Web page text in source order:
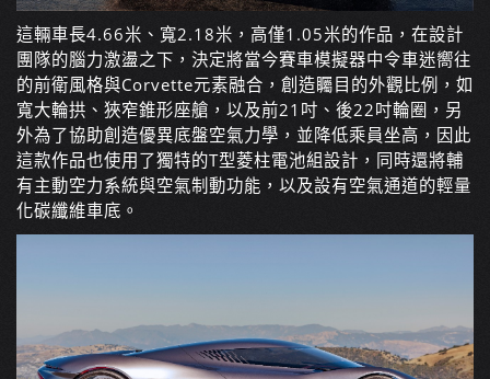
這輛車長4.66米、寬2.18米，高僅1.05米的作品，在設計
團隊的腦力激盪之下，決定將當今賽車模擬器中令車迷嚮往
的前衛風格與Corvette元素融合，創造矚目的外觀比例，如
寬大輪拱、狹窄錐形座艙，以及前21吋、後22吋輪圈，另
外為了協助創造優異底盤空氣力學，並降低乘員坐高，因此
這款作品也使用了獨特的T型菱柱電池組設計，同時還將輔
有主動空力系統與空氣制動功能，以及設有空氣通道的輕量
化碳纖維車底。